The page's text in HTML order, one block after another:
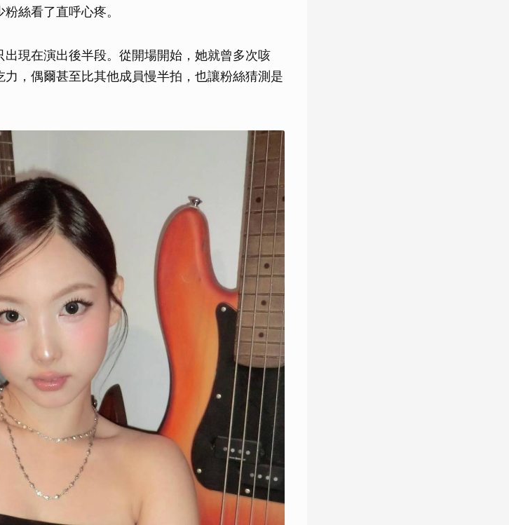
絲看了直呼心疼。
現在演出後半段。從開場開始，她就曾多次咳
，偶爾甚至比其他成員慢半拍，也讓粉絲猜測是